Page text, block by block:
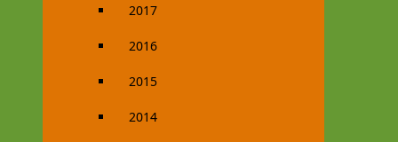
2017
2016
2015
2014